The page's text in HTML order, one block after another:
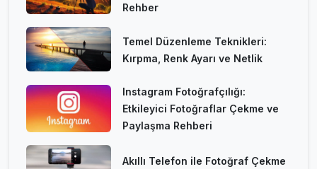
Rehber
Temel Düzenleme Teknikleri:
Kırpma, Renk Ayarı ve Netlik
Instagram Fotoğrafçılığı:
Etkileyici Fotoğraflar Çekme ve
Paylaşma Rehberi
Akıllı Telefon ile Fotoğraf Çekme